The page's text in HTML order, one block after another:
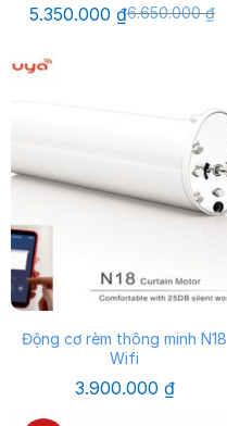
6.650.000₫
Giá
gốc
5.350.000 ₫Giá
hiện
Động cơ rèm thông minh N18
Wifi
3.900.000 ₫